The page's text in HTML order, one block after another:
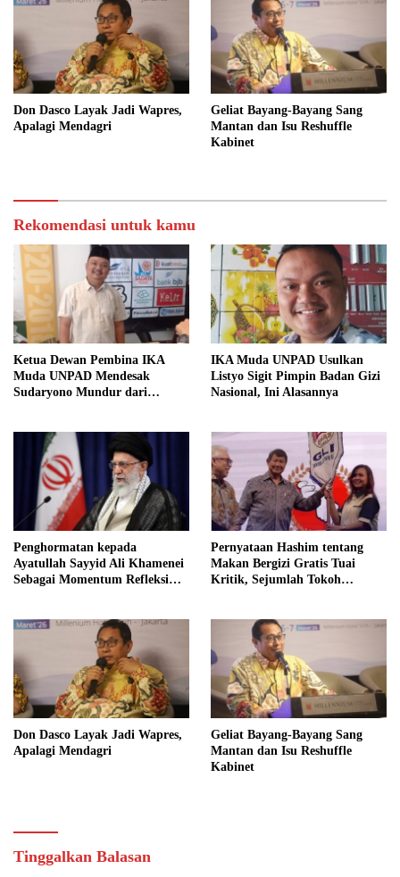
bagi Indonesia
Don Dasco Layak Jadi Wapres,
Apalagi Mendagri
Geliat Bayang-Bayang Sang
Mantan dan Isu Reshuffle
Kabinet
Rekomendasi untuk kamu
Ketua Dewan Pembina IKA
Muda UNPAD Mendesak
Sudaryono Mundur dari
Independensi Badan Gizi
Nasional
IKA Muda UNPAD Usulkan
Listyo Sigit Pimpin Badan Gizi
Nasional, Ini Alasannya
Penghormatan kepada
Ayatullah Sayyid Ali Khamenei
Sebagai Momentum Refleksi
bagi Indonesia
Pernyataan Hashim tentang
Makan Bergizi Gratis Tuai
Kritik, Sejumlah Tokoh
Don Dasco Layak Jadi Wapres,
Apalagi Mendagri
Geliat Bayang-Bayang Sang
Mantan dan Isu Reshuffle
Kabinet
Tinggalkan Balasan